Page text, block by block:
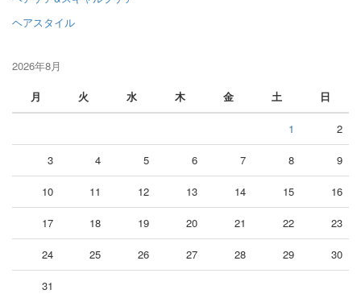
ヘアスタイル
2026年8月
月
火 水 木 金 土 日
1 2
3 4 5 6 7 8 9
10 11 12 13 14 15 16
17 18 19 20 21 22 23
24 25 26 27 28 29 30
31